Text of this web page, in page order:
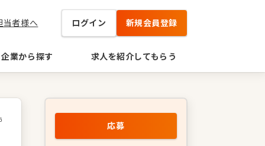
当者様へ ログイン 新規会員登録
企業から探す 求人を紹介してもらう
応募